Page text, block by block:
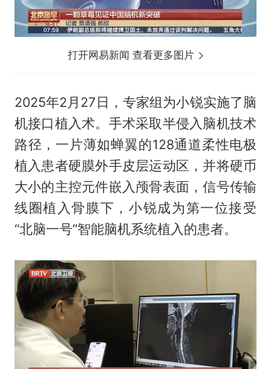
打开网易新闻 查看更多图片
2025年2月27日，专家组为小锐实施了脑
机接口植入术。手术采取半侵入脑机技术
路径，一片薄如蝉翼的128通道柔性电极
植入患者硬膜外手皮层运动区，并将硬币
大小的主控元件嵌入颅骨表面，信号传输
线圈植入骨膜下，小锐成为第一位接受
“北脑一号”智能脑机系统植入的患者。